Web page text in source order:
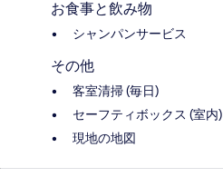
お食事と飲み物
シャンパンサービス
その他
客室清掃 (毎日)
セーフティボックス (室内)
現地の地図